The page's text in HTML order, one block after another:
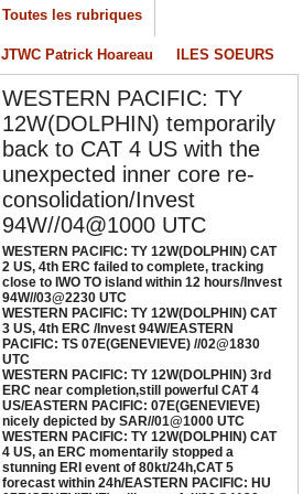
03@2230 UTC
PATRICK HOAREAU
PACIFIC: TY 12W(DOLPHIN) CAT 3
4th ERC /Invest 94W/EASTERN PACIFIC:
07E(GENEVIEVE) //02@1830 UTC
02/2026 -PATRICK HOAREAU
PACIFIC: TY 12W(DOLPHIN) 3rd
near completion,still powerful CAT 4
EASTERN PACIFIC: 07E(GENEVIEVE) nicely
by SAR//01@1000 UTC
01/2026 -PATRICK HOAREAU
PACIFIC: TY 12W(DOLPHIN) CAT 4
an ERC momentarily stopped a stunning
event of 80kt/24h,CAT 5 forecast within
EASTERN PACIFIC: HU 07E(GENEVIEVE)
powerful//29@1130 UTC
29/2026 -PATRICK HOAREAU
Toutes les rubriques
JTWC Patrick Hoareau ILES SOEURS
WESTERN PACIFIC: TY
12W(DOLPHIN) temporarily
back to CAT 4 US with the
unexpected inner core re-
consolidation/Invest
94W//04@1000 UTC
WESTERN PACIFIC: TY 12W(DOLPHIN) CAT
2 US, 4th ERC failed to complete, tracking
close to IWO TO island within 12 hours/Invest
94W//03@2230 UTC
WESTERN PACIFIC: TY 12W(DOLPHIN) CAT
3 US, 4th ERC /Invest 94W/EASTERN
PACIFIC: TS 07E(GENEVIEVE) //02@1830
UTC
WESTERN PACIFIC: TY 12W(DOLPHIN) 3rd
ERC near completion,still powerful CAT 4
US/EASTERN PACIFIC: 07E(GENEVIEVE)
nicely depicted by SAR//01@1000 UTC
WESTERN PACIFIC: TY 12W(DOLPHIN) CAT
4 US, an ERC momentarily stopped a
stunning ERI event of 80kt/24h,CAT 5
forecast within 24h/EASTERN PACIFIC: HU